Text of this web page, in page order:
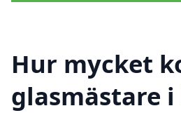
Hur mycket
glasmästare i